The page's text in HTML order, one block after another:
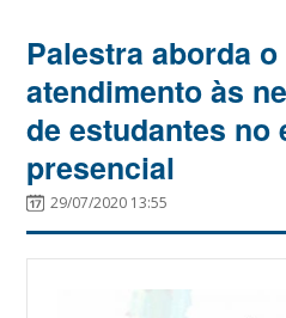
Palestra aborda o
atendimento às
de estudantes no
presencial
29/07/2020 13:55